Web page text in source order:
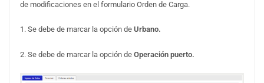
de modificaciones en el formulario Orden de Carga.
1. Se debe de marcar la opción de Urbano.
2. Se debe de marcar la opción de Operación puerto.